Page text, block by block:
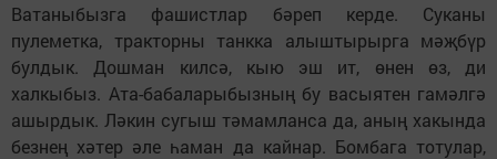
Ватаныбызга фашистлар бәреп керде. Суканы
пулеметка, тракторны танкка алыштырырга мәҗбүр
булдык. Дошман килсә, кыю эш ит, өнен өз, ди
халкыбыз. Ата-бабаларыбызның бу васыятен гамәлгә
ашырдык. Ләкин сугыш тәмамланса да, аның хакында
безнең хәтер әле һаман да кайнар. Бомбага тотулар,